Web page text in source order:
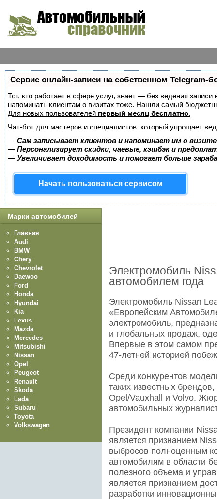
Сервис онлайн-записи на собственном Telegram-
Тот, кто работает в сфере услуг, знает — без ведения
напоминать клиентам о визитах тоже. Нашли самый
Для новых пользователей первый месяц бесплатно.
Чат-бот для мастеров и специалистов, который упрощает
— Сам записывает клиентов и напоминает им о
— Персонализирует скидки, чаевые, кэшбэк и
— Увеличивает доходимость и помогает больше
Начать пользоваться сервисом
Электромобиль
автомобилем года
Электромобиль Nissan
«Европейским
электромобиль,
и глобальных продаж,
Впервые в этом самом
47-летней историей
Среди конкурентов
таких известных
Opel/Vauxhall и Volvo.
автомобильных
Президент компании
является признанием
выбросов полноценным
автомобилям в области
полезного объема и
является признанием
разработки
Марки автомобилей
Главная
Audi
BMW
Chery
Chevrolet
Daewoo
Ford
Honda
Hyundai
Kia
Lexus
Mazda
Mercedes
Mitsubishi
Nissan
Opel
Peugeot
Renault
Skoda
Lada
Subaru
Toyota
Volkswagen